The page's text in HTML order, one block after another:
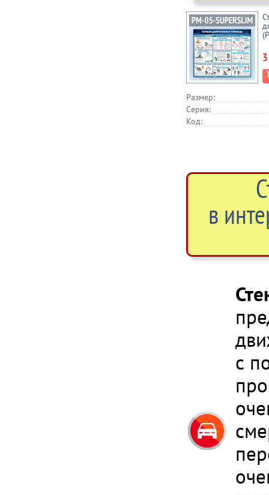
Размер:
Серия:
Код:
в
с